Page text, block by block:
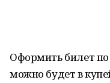
Оформить билет
можно будет в